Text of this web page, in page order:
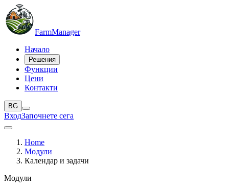
FarmManager
Начало
Решения
Функции
Цени
Контакти
BG
ВходЗапочнете сега
Home
Модули
Календар и задачи
Модули